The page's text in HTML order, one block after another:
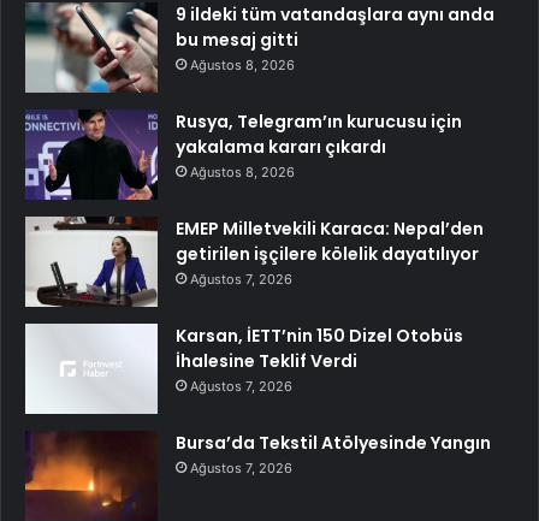
9 ildeki tüm vatandaşlara aynı anda
bu mesaj gitti
Ağustos 8, 2026
Rusya, Telegram’ın kurucusu için
yakalama kararı çıkardı
Ağustos 8, 2026
EMEP Milletvekili Karaca: Nepal’den
getirilen işçilere kölelik dayatılıyor
Ağustos 7, 2026
Karsan, İETT’nin 150 Dizel Otobüs
İhalesine Teklif Verdi
Ağustos 7, 2026
Bursa’da Tekstil Atölyesinde Yangın
Ağustos 7, 2026